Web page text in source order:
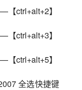
【ctrl+alt+2】
【ctrl+alt+3】
【ctrl+alt+5】
全选快捷键